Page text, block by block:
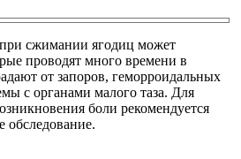
сжимании ягодиц может
проводят много времени в
от запоров, геморроидальных
с органами малого таза. Для
боли рекомендуется
обследование.